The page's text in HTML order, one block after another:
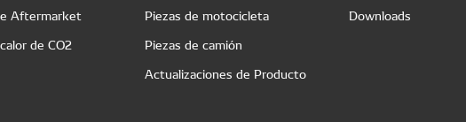
Aftermarket
de CO2
Piezas de motocicleta
Piezas de camión
Actualizaciones de Producto
Downloads